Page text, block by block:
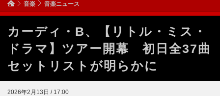
音楽 音楽ニュース
カーディ・B、【リトル・ミス・
ドラマ】ツアー開幕 初日全37曲
セットリストが明らかに
2026年2月13日 / 17:00